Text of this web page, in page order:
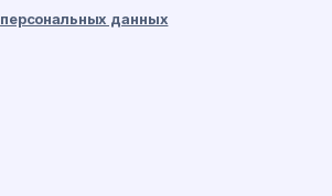
персональных данных